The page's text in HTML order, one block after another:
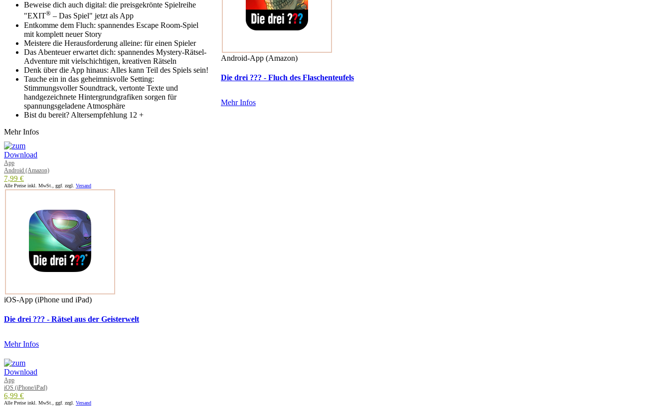
Beweise dich auch digital: die preisgekrönte Spielreihe
"EXIT® – Das Spiel" jetzt als App
Entkomme dem Fluch: spannendes Escape Room-Spiel
mit komplett neuer Story
Meistere die Herausforderung alleine: für einen Spieler
Das Abenteuer erwartet dich: spannendes Mystery-Rätsel-
Adventure mit vielschichtigen, kreativen Rätseln
Denk über die App hinaus: Alles kann Teil des Spiels sein!
Tauche ein in das geheimnisvolle Setting:
Stimmungsvoller Soundtrack, vertonte Texte und
handgezeichnete Hintergrundgrafiken sorgen für
spannungsgeladene Atmosphäre
Bist du bereit? Altersempfehlung 12 +
Mehr Infos
Android-App (Amazon)
Die drei ??? - Fluch des Flaschenteufels
Mehr Infos
App
Android (Amazon)
7,99 €
Alle Preise inkl. MwSt., ggf. zzgl. Versand
iOS-App (iPhone und iPad)
Die drei ??? - Rätsel aus der Geisterwelt
Mehr Infos
App
iOS (iPhone/iPad)
6,99 €
Alle Preise inkl. MwSt., ggf. zzgl. Versand